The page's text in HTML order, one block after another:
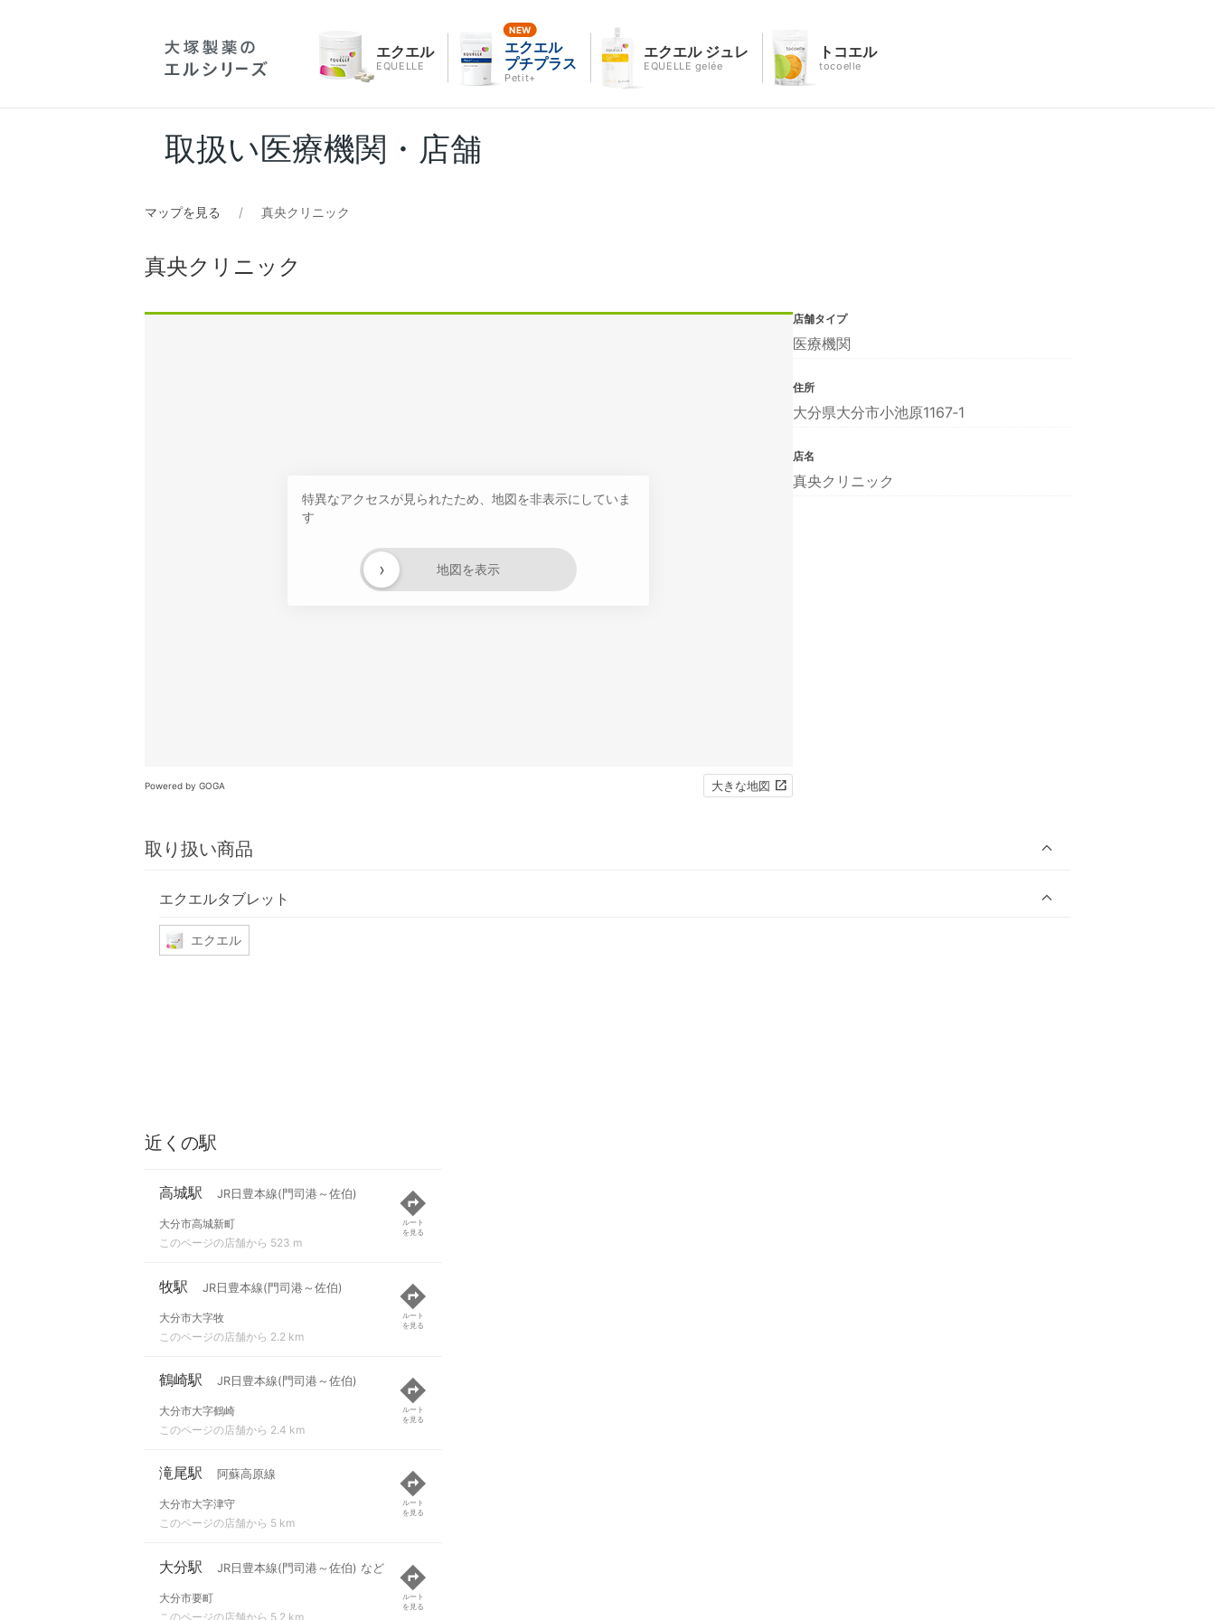
エクエル
EQUELLE
エクエル
プチプラス
Petit+
エクエル ジュレ
EQUELLE gelée
トコエル
tocoelle
取扱い医療機関・店舗
マップを見る 真央クリニック
真央クリニック
特異なアクセスが見られたため、地図を非表示にしていま
す
地図を表示
›
Powered by GOGA 大きな地図
取り扱い商品
エクエルタブレット
エクエル
店舗タイプ
医療機関
住所
大分県大分市小池原1167‐1
店名
真央クリニック
近くの駅
高城駅 JR日豊本線(門司港～佐伯)
大分市高城新町
このページの店舗から 523 m
ルート
を見る
牧駅 JR日豊本線(門司港～佐伯)
大分市大字牧
このページの店舗から 2.2 km
ルート
を見る
鶴崎駅 JR日豊本線(門司港～佐伯)
大分市大字鶴崎
このページの店舗から 2.4 km
ルート
を見る
滝尾駅 阿蘇高原線
大分市大字津守
このページの店舗から 5 km
ルート
を見る
大分駅 JR日豊本線(門司港～佐伯) など
大分市要町
このページの店舗から 5.2 km
ルート
を見る